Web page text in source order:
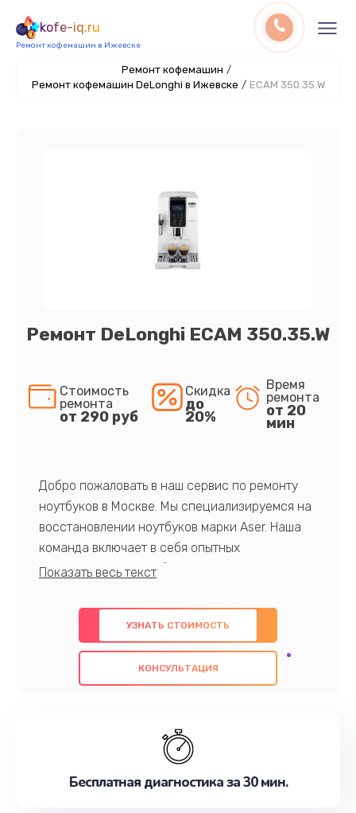
kofe-iq.ru
Ремонт кофемашин в Ижевске
Ремонт кофемашин /
Ремонт кофемашин DeLonghi в Ижевске / ECAM 350.35.W
Ремонт DeLonghi ECAM 350.35.W
Стоимость
ремонта
от 290 руб
Скидка
до
20%
Время
ремонта
от 20
мин
Добро пожаловать в наш сервис по ремонту
ноутбуков в Москве. Мы специализируемся на
восстановлении ноутбуков марки Aser. Наша
команда включает в себя опытных
профессионалов с обширными знаниями и
предлагаем быстрый и качественный ремонт с
использованием оригинальных компонентов, а
также гарантируем качество всех
проведенных работ. Наша цель - предоставить
наилучшим образом. Не медлите записаться на
УЗНАТЬ СТОИМОСТЬ
КОНСУЛЬТАЦИЯ
Бесплатная диагностика за 30 мин.